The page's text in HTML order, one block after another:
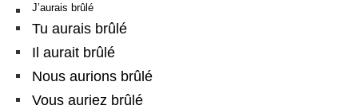
J’aurais brûlé
Tu aurais brûlé
Il aurait brûlé
Nous aurions brûlé
Vous auriez brûlé